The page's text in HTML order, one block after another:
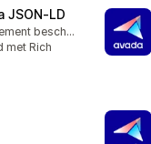
JSON‑LD
Gratis abonnement beschikbaar
met Rich